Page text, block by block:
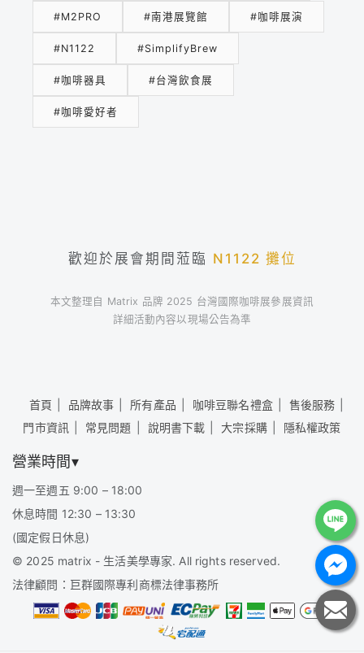
#M2PRO #南港展覽館 #咖啡展演
#N1122 #SimplifyBrew
#咖啡器具 #台灣飲食展
#咖啡愛好者
歡迎於展會期間蒞臨 N1122 攤位
本文整理自 Matrix 品牌 2025 台灣國際咖啡展參展資訊
詳細活動內容以現場公告為準
首頁 品牌故事 所有產品 咖啡豆聯名禮盒
售後服務
門市資訊
常見問題 說明書下載 大宗採購 隱私權政策
營業時間▾
週一至週五 9:00 – 18:00
休息時間 12:30 – 13:30
(國定假日休息)
© 2025 matrix - 生活美學專家. All rights reserved.
法律顧問：巨群國際專利商標法律事務所